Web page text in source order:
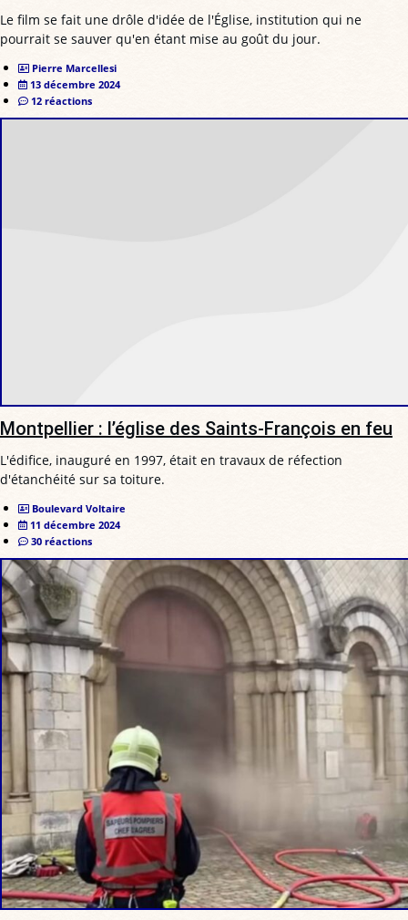
Le film se fait une drôle d'idée de l'Église, institution qui ne
pourrait se sauver qu'en étant mise au goût du jour.
Pierre Marcellesi
13 décembre 2024
12 réactions
Montpellier : l’église des Saints-François en feu
L'édifice, inauguré en 1997, était en travaux de réfection
d'étanchéité sur sa toiture.
Boulevard Voltaire
11 décembre 2024
30 réactions